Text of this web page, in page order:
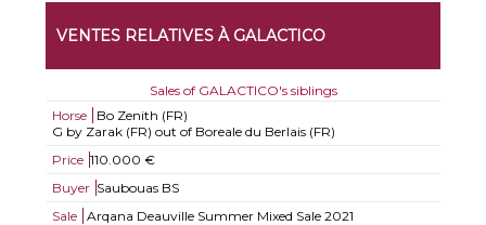
VENTES RELATIVES À GALACTICO
Sales of GALACTICO's siblings
Horse
Bo Zenith (FR)
G by Zarak (FR) out of Boreale du Berlais (FR)
Price 110.000 €
Buyer Saubouas BS
Sale
Arqana Deauville Summer Mixed Sale 2021